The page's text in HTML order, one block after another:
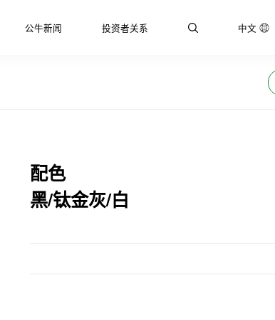
公牛新闻 投资者关系 中文
配色
黑/钛金灰/白